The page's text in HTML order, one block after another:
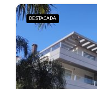
DESTACADA